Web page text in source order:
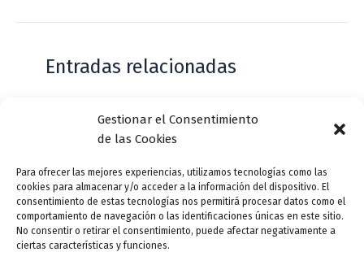
Gestionar el Consentimiento
de las Cookies
Para ofrecer las mejores experiencias, utilizamos tecnologías como las
cookies para almacenar y/o acceder a la información del dispositivo. El
consentimiento de estas tecnologías nos permitirá procesar datos como el
comportamiento de navegación o las identificaciones únicas en este sitio.
No consentir o retirar el consentimiento, puede afectar negativamente a
ciertas características y funciones.
Entradas relacionadas
Casa de Zorrilla conmemorarán el 168
aniversario del estreno de Don Juan
Tenorio
Deja un comentario / Actualidad / Por VLLensutinta